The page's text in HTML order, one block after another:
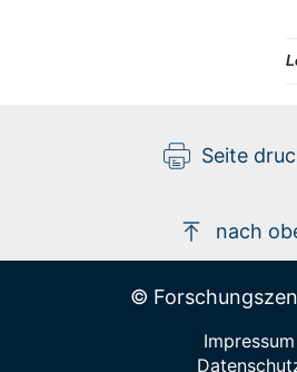
Seite
nach
©
Impressum